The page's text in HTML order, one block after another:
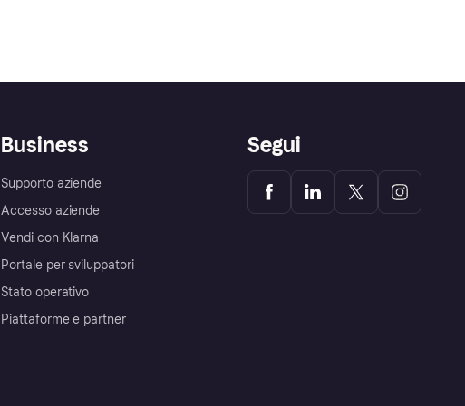
Business
Supporto aziende
Accesso aziende
Vendi con Klarna
Portale per sviluppatori
Stato operativo
Piattaforme e partner
Segui